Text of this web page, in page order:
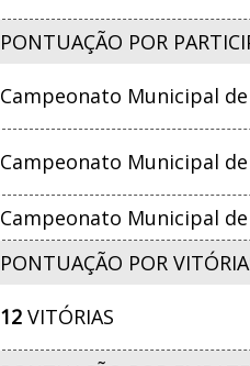
PONTUAÇÃO POR
Campeonato Municipal
Campeonato Municipal
Campeonato Municipal
PONTUAÇÃO POR
12 VITÓRIAS